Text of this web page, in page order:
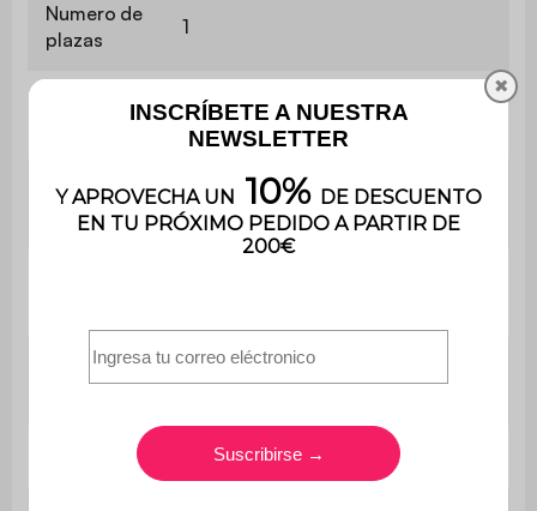
Numero de
plazas
1
No
Arcón de
almacenaje
No
Contiene
Sí
Uso doméstico solamente
✖